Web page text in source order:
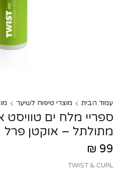
עמוד הבית מוצרי טיפוח לשיער
ספריי מלח ים
מתולתל – אוקטן פרל
₪ 99
TWIST & CURL